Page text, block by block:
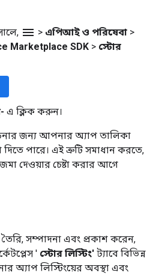
menu > এপিআই ও পরিষেবা >
Marketplace SDK > স্টোর
এ ক্লিক করুন।
জন্য আপনার অ্যাপ তালিকা
পারে। এই ত্রুটি সমাধান করতে,
দেওয়ার চেষ্টা করার আগে
সম্পাদনা এবং প্রকাশ করেন,
' স্টোর লিস্টিং' ট্যাবে বিভিন্ন
অ্যাপ লিস্টিংয়ের অবস্থা এবং